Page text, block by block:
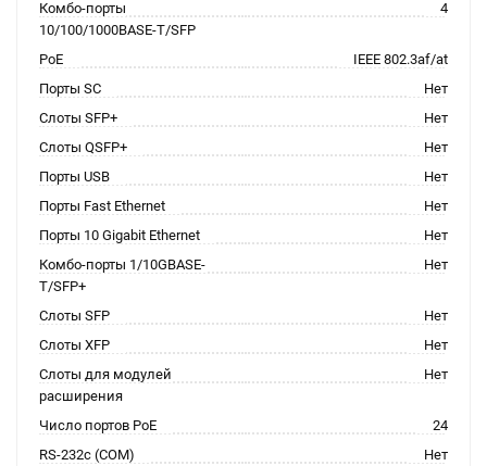
Комбо-порты
10/100/1000BASE-T/SFP
4
PoE
IEEE 802.3af/at
Порты SC
Нет
Слоты SFP+
Нет
Слоты QSFP+
Нет
Порты USB
Нет
Порты Fast Ethernet
Нет
Порты 10 Gigabit Ethernet
Нет
Комбо-порты 1/10GBASE-
T/SFP+
Нет
Слоты SFP
Нет
Слоты XFP
Нет
Слоты для модулей
расширения
Нет
Число портов PoE
24
RS-232c (COM)
Нет